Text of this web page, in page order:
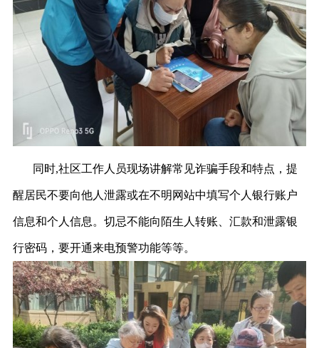
同时,社区工作人员现场讲解常见诈骗手段和特点，提
醒居民不要向他人泄露或在不明网站中填写个人银行账户
信息和个人信息。切忌不能向陌生人转账、汇款和泄露银
行密码，要开通来电预警功能等等。